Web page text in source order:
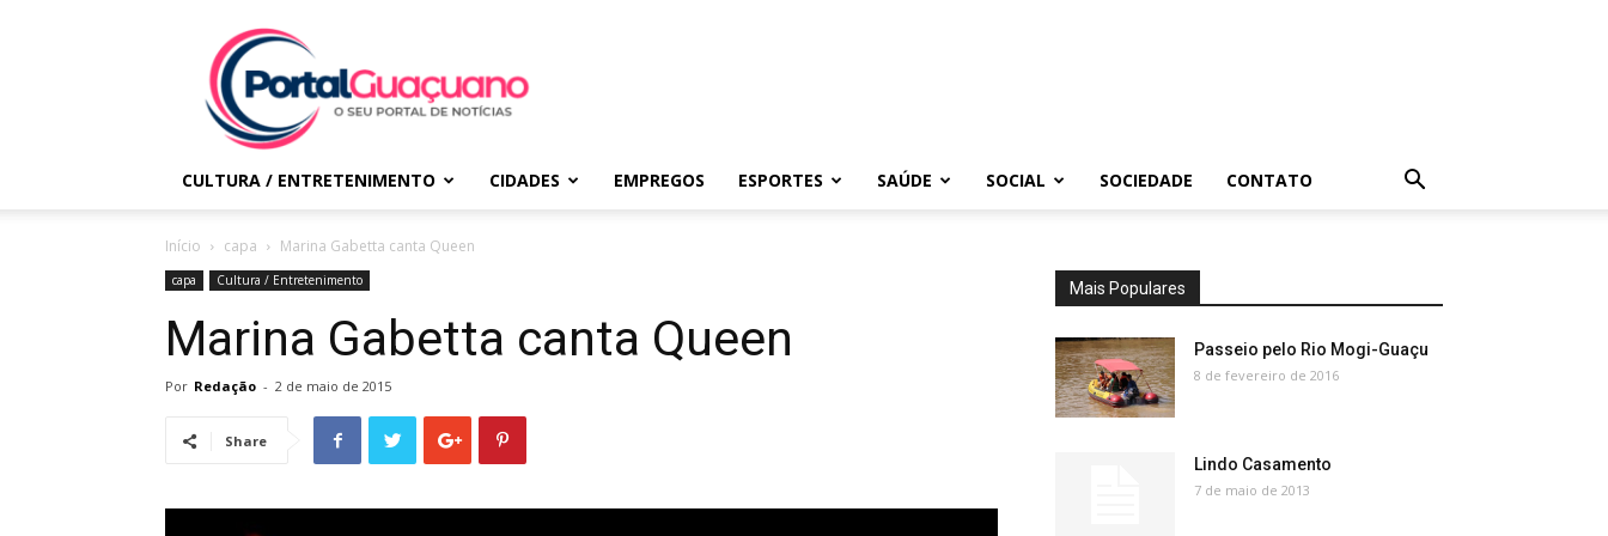
Portal
Guaçuano
CULTURA / ENTRETENIMENTO CIDADES EMPREGOS ESPORTES SAÚDE SOCIAL SOCIEDADE CONTATO
Início capa Marina Gabetta canta Queen
capa Cultura / Entretenimento
Marina Gabetta canta Queen
Por Redação - 2 de maio de 2015
Share
Mais Populares
Passeio pelo Rio Mogi-Guaçu
8 de fevereiro de 2016
Lindo Casamento
7 de maio de 2013